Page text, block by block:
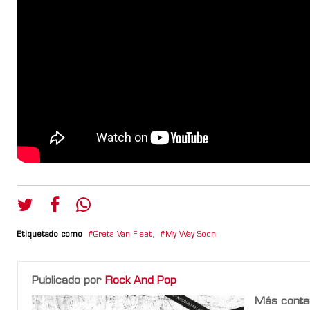
Etiquetado como Greta Van Fleet, My Way Soon,
Publicado por Rock And Pop
Más